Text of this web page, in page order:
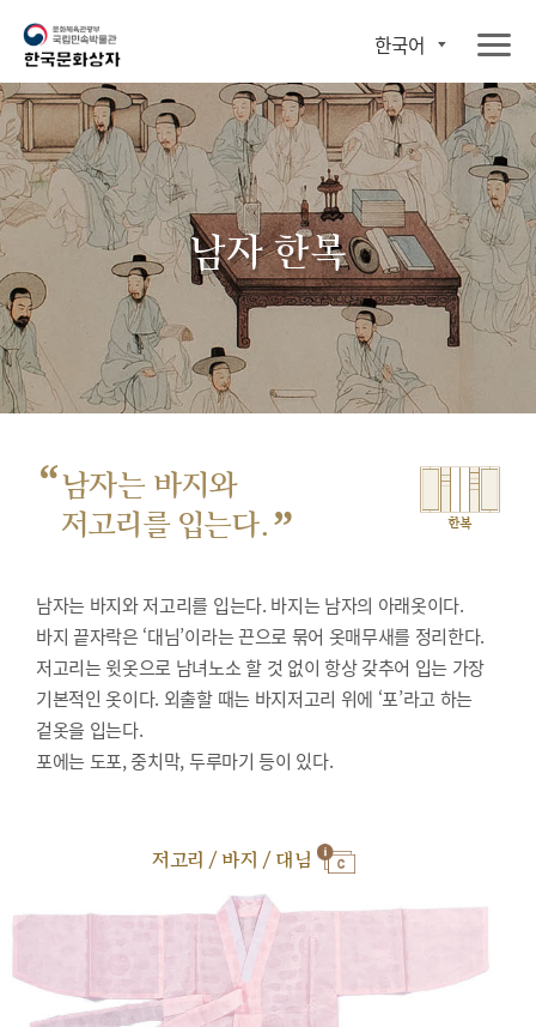
한국어
남자 한복
“남자는 바지와
저고리를 입는다. ” 한복
남자는 바지와 저고리를 입는다. 바지는 남자의 아래옷이다.
바지 끝자락은 ‘대님’이라는 끈으로 묶어 옷매무새를 정리한다.
저고리는 윗옷으로 남녀노소 할 것 없이 항상 갖추어 입는 가장
기본적인 옷이다. 외출할 때는 바지저고리 위에 ‘포’라고 하는
겉옷을 입는다.
포에는 도포, 중치막, 두루마기 등이 있다.
저고리 / 바지 / 대님